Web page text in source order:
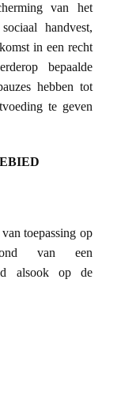
van het
handvest,
in een recht
bepaalde
hebben tot
te geven
toepassing op
van een
alsook op de